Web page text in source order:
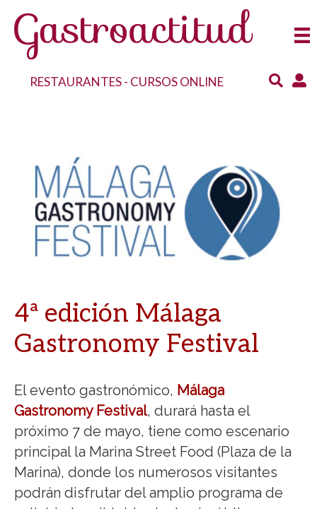
RESTAURANTES- CURSOS ONLINE
4ª edición Málaga
Gastronomy Festival
El evento gastronómico, Málaga
Gastronomy Festival, durará hasta el
próximo 7 de mayo, tiene como escenario
principal la Marina Street Food (Plaza de la
Marina), donde los numerosos visitantes
podrán disfrutar del amplio programa de